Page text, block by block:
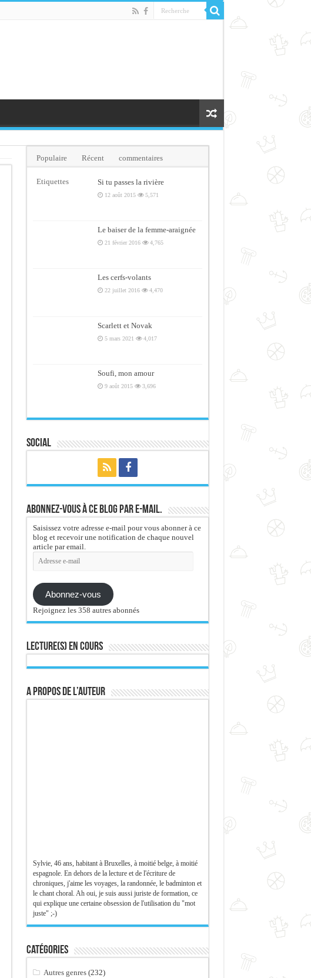
Populaire Récent commentaires
Etiquettes Si tu passes la rivière
12 août 2015 5,571
Le baiser de la femme-araignée
21 février 2016 4,765
Les cerfs-volants
22 juillet 2016 4,470
Scarlett et Novak
5 mars 2021 4,017
Soufi, mon amour
9 août 2015 3,696
Social
Abonnez-vous à ce blog par e-mail.
Saisissez votre adresse e-mail pour vous abonner à ce
blog et recevoir une notification de chaque nouvel
article par email.
Adresse
Abonnez-vous
Rejoignez les 358 autres abonnés
Lecture(s) en cours
A propos de l’auteur
Sylvie, 46 ans, habitant à Bruxelles, à moitié belge, à moitié
espagnole. En dehors de la lecture et de l'écriture de
chroniques, j'aime les voyages, la randonnée, le badminton et
le chant choral. Ah oui, je suis aussi juriste de formation, ce
qui explique une certaine obsession de l'utilisation du "mot
juste" ;-)
Catégories
Autres genres (232)